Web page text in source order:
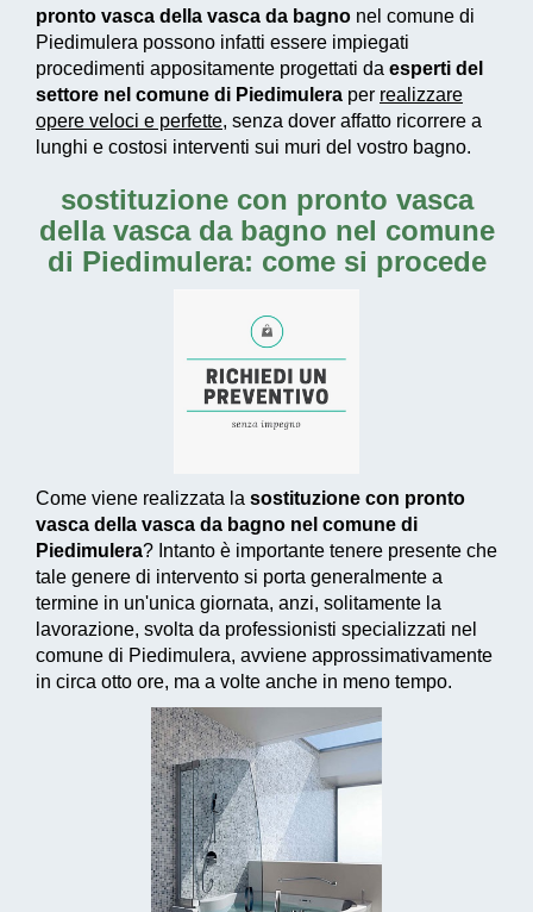
pronto vasca della vasca da bagno nel comune di
Piedimulera possono infatti essere impiegati
procedimenti appositamente progettati da esperti del
settore nel comune di Piedimulera per realizzare
opere veloci e perfette, senza dover affatto ricorrere a
lunghi e costosi interventi sui muri del vostro bagno.
sostituzione con pronto vasca
della vasca da bagno nel comune
di Piedimulera: come si procede
Come viene realizzata la sostituzione con pronto
vasca della vasca da bagno nel comune di
Piedimulera? Intanto è importante tenere presente che
tale genere di intervento si porta generalmente a
termine in un'unica giornata, anzi, solitamente la
lavorazione, svolta da professionisti specializzati nel
comune di Piedimulera, avviene approssimativamente
in circa otto ore, ma a volte anche in meno tempo.